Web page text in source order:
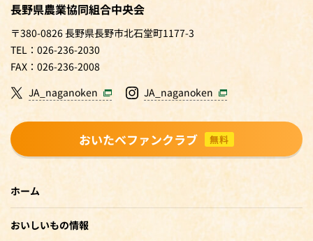
長野県農業協同組合中央会
〒380-0826 長野県長野市北石堂町1177-3
TEL：026-236-2030
FAX：026-236-2008
JA_naganoken
JA_naganoken
おいたべファンクラブ 無料
ホーム
おいしいもの情報